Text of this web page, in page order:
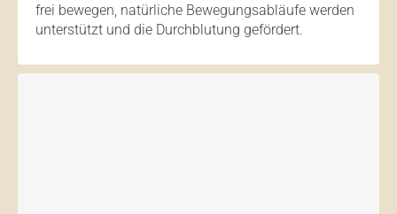
frei bewegen, natürliche Bewegungsabläufe werden
unterstützt und die Durchblutung gefördert.